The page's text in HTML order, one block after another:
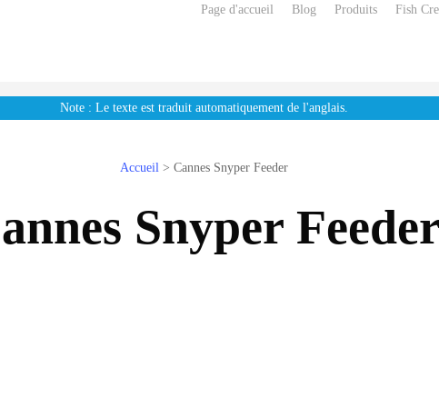
Page d'accueil Blog Produits Fish
Note : Le texte est traduit automatiquement de l'anglais.
Accueil> Cannes Snyper Feeder
Snyper Feeder